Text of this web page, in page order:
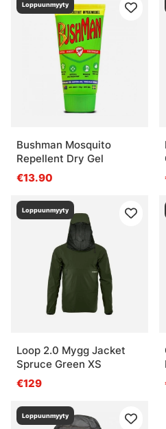
Loppuunmyyty
Bushman Mosquito
Repellent Dry Gel
€13.90
Loppuunmyyty
Loop 2.0 Mygg Jacket
Spruce Green XS
€129
Loppuunmyyty